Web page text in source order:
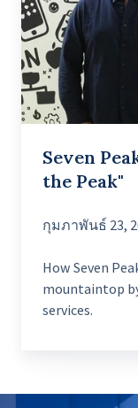
is
"Reaching
the
Peak"
Seven
the Peak"
กุมภาพันธ์ 23,
How Seven
mountaintop
services.